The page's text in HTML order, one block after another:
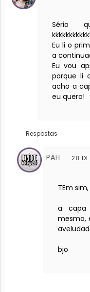
Sério
Eu li o
a
Eu vou
porque li
acho a
eu quero!
Respostas
PAH 28
TEm
a capa
mesmo,
bjo